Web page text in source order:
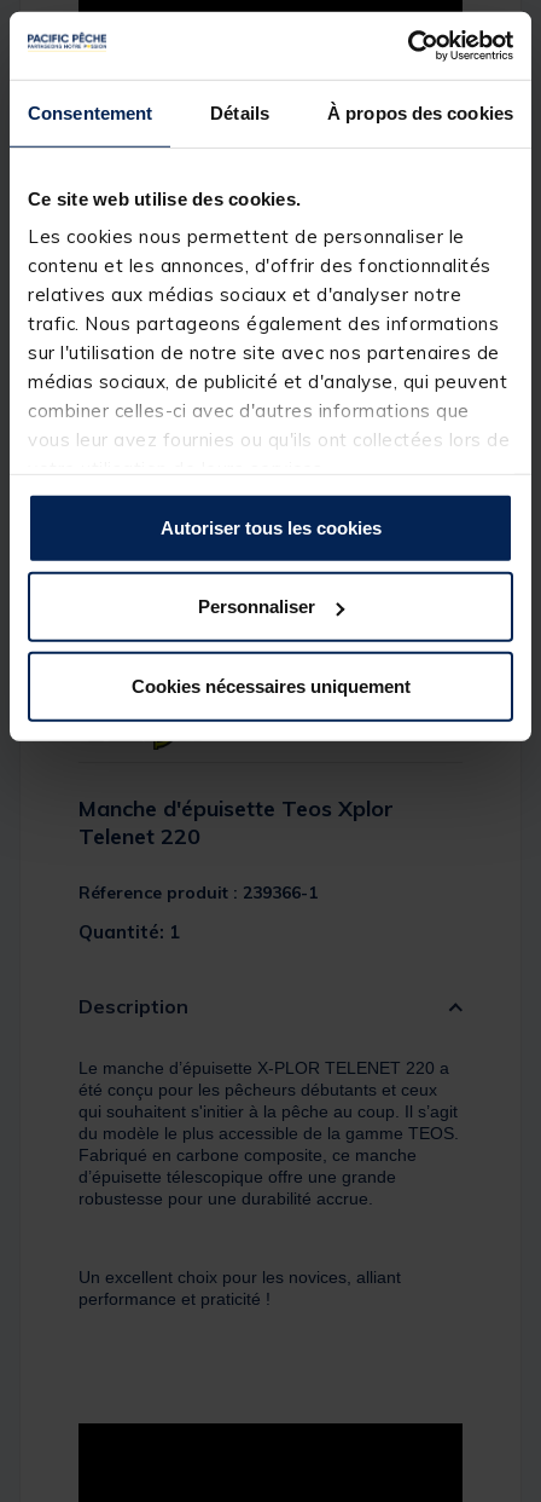
Consentement Détails À propos des cookies
Ce site web utilise des cookies.
Les cookies nous permettent de personnaliser le
contenu et les annonces, d'offrir des fonctionnalités
relatives aux médias sociaux et d'analyser notre
trafic. Nous partageons également des informations
sur l'utilisation de notre site avec nos partenaires de
médias sociaux, de publicité et d'analyse, qui peuvent
combiner celles-ci avec d'autres informations que
vous leur avez fournies ou qu'ils ont collectées lors de
Autoriser tous les cookies
Personnaliser
Cookies nécessaires uniquement
Manche d'épuisette Teos Xplor
Telenet 220
Réference produit : 239366-1
Quantité: 1
Description
Le manche d’épuisette X-PLOR TELENET 220 a
été conçu pour les pêcheurs débutants et ceux
qui souhaitent s'initier à la pêche au coup. Il s’agit
du modèle le plus accessible de la gamme TEOS.
Fabriqué en carbone composite, ce manche
d’épuisette télescopique offre une grande
robustesse pour une durabilité accrue.
Un excellent choix pour les novices, alliant
performance et praticité !